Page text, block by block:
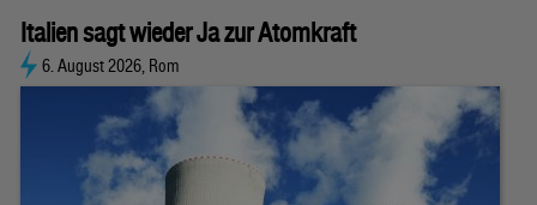
Italien sagt wieder Ja zur Atomkraft
6. August 2026, Rom